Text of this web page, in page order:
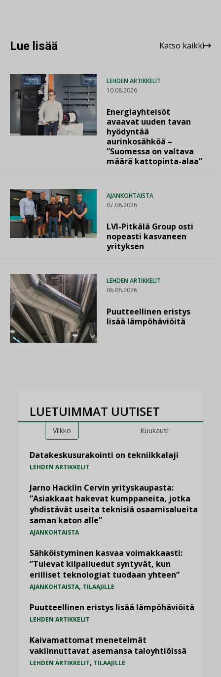
Lue lisää Katso kaikki
LEHDEN ARTIKKELIT
10.08.2026
Energiayhteisöt
avaavat uuden tavan
hyödyntää
aurinkosähköä –
”Suomessa on valtava
määrä kattopinta-alaa”
AJANKOHTAISTA
07.08.2026
LVI-Pitkälä Group osti
nopeasti kasvaneen
yrityksen
LEHDEN ARTIKKELIT
06.08.2026
Puutteellinen eristys
lisää lämpöhäviöitä
LUETUIMMAT UUTISET
Viikko Kuukausi
Datakeskusurakointi on tekniikkalaji
LEHDEN ARTIKKELIT
Jarno Hacklin Cervin yrityskaupasta:
”Asiakkaat hakevat kumppaneita, jotka
yhdistävät useita teknisiä osaamisalueita
saman katon alle”
AJANKOHTAISTA
Sähköistyminen kasvaa voimakkaasti:
”Tulevat kilpailuedut syntyvät, kun
erilliset teknologiat tuodaan yhteen”
AJANKOHTAISTA, TILAAJILLE
Puutteellinen eristys lisää lämpöhäviöitä
LEHDEN ARTIKKELIT
Kaivamattomat menetelmät
vakiinnuttavat asemansa taloyhtiöissä
LEHDEN ARTIKKELIT, TILAAJILLE